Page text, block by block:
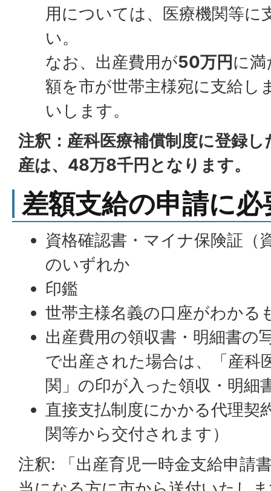
用については、医療機関等に
い。
なお、出産費用が50万円 に
額を市が世帯主様宛に支給し
いします。
注釈：産科医療補償制度に登録
産は、48万8千円となります。
差額支給の申請に
資格確認書・マイナ保険証（
のいずれか
印鑑
世帯主様名義の口座がわかる
出産費用の領収書・明細書の
で出産された場合は、「産科
関」の印が入った領収・明細
直接支払制度にかかる代理契
関等から交付されます）
注釈: 「出産育児一時金支給申請